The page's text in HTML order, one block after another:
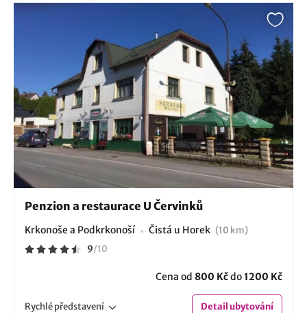
Penzion a restaurace U Červinků
Krkonoše a Podkrkonoší Čistá u Horek (10 km)
9/10
Cena od 800 Kčdo1200 Kč
Rychlépředstavení Detailubytování